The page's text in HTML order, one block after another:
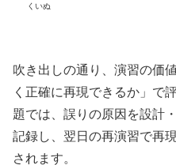
くいぬ
吹き出しの通り、演習の価
く正確に再現できるか」で
題では、誤りの原因を設計
記録し、翌日の再演習で再
されます。